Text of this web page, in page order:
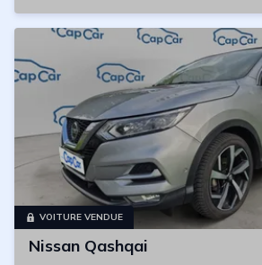
VOITURE VENDUE
Nissan Qashqai